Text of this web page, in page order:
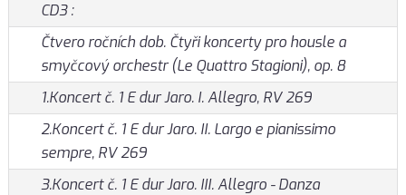
CD3 :
Čtvero ročních dob. Čtyři koncerty pro housle a
smyčcový orchestr (Le Quattro Stagioni), op. 8
1.Koncert č. 1 E dur Jaro. I. Allegro, RV 269
2.Koncert č. 1 E dur Jaro. II. Largo e pianissimo
sempre, RV 269
3.Koncert č. 1 E dur Jaro. III. Allegro - Danza